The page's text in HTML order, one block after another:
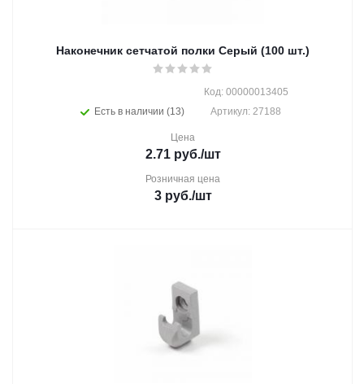
Наконечник сетчатой полки Серый (100 шт.)
Есть в наличии (13)
Код: 00000013405
Артикул: 27188
Цена
2.71руб./шт
Розничная цена
3руб./шт